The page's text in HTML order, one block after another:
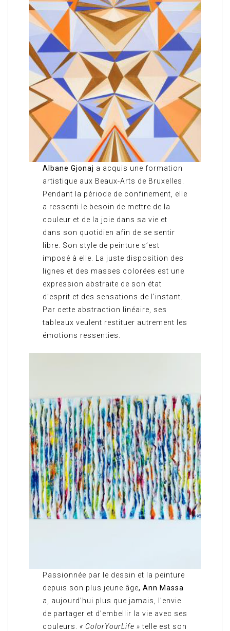
Albane Gjonaj a acquis une formation
artistique aux Beaux-Arts de Bruxelles.
Pendant la période de confinement, elle
a ressenti le besoin de mettre de la
couleur et de la joie dans sa vie et
dans son quotidien afin de se sentir
libre. Son style de peinture s’est
imposé à elle. La juste disposition des
lignes et des masses colorées est une
expression abstraite de son état
d’esprit et des sensations de l’instant.
Par cette abstraction linéaire, ses
tableaux veulent restituer autrement les
émotions ressenties.
Passionnée par le dessin et la peinture
depuis son plus jeune âge, Ann Massa
a, aujourd’hui plus que jamais, l’envie
de partager et d’embellir la vie avec ses
couleurs. « ColorYourLife »telle est son